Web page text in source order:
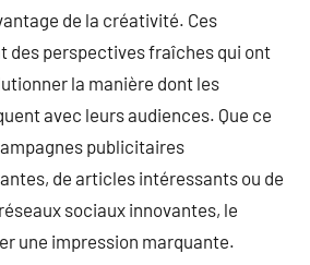
de la créativité. Ces
des perspectives fraîches qui ont
la manière dont les
avec leurs audiences. Que ce
publicitaires
de articles intéressants ou de
sociaux innovantes, le
une impression marquante.